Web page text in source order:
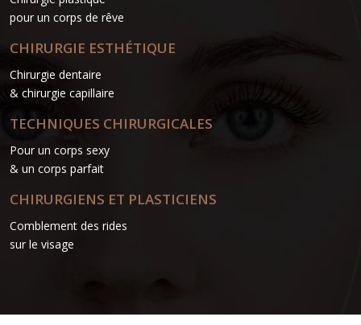
pour un corps de rêve
CHIRURGIE ESTHÉTIQUE
Chirurgie dentaire
& chirurgie capillaire
TECHNIQUES CHIRURGICALES
Pour un corps sexy
& un corps parfait
CHIRURGIENS ET PLASTICIENS
Comblement des rides
sur le visage